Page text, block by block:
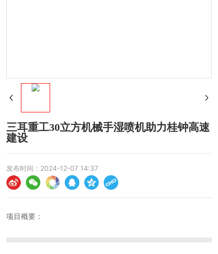
三耳重工30立方机械手湿喷机助力桂钟高速
建设
发布时间： 2024-12-07 14:37
项目概要：